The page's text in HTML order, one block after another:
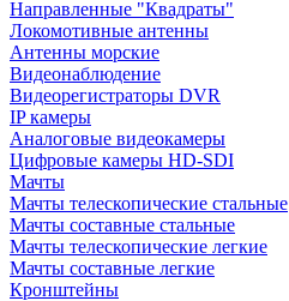
Направленные "Квадраты"
Локомотивные антенны
Антенны морские
Видеонаблюдение
Видеорегистраторы DVR
IP камеры
Аналоговые видеокамеры
Цифровые камеры HD-SDI
Мачты
Мачты телескопические стальные
Мачты составные стальные
Мачты телескопические легкие
Мачты составные легкие
Кронштейны